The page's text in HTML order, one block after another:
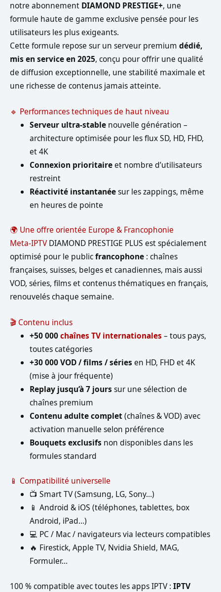
notre abonnement DIAMOND PRESTIGE+, une
formule haute de gamme exclusive pensée pour les
utilisateurs les plus exigeants.
Cette formule repose sur un serveur premium dédié,
mis en service en 2025, conçu pour offrir une qualité
de diffusion exceptionnelle, une stabilité maximale et
une richesse de contenus jamais atteinte.
🔹 Performances techniques de haut niveau
Serveur ultra-stable nouvelle génération –
architecture optimisée pour les flux SD, HD, FHD,
et 4K
Connexion prioritaireet nombre d’utilisateurs
restreint
Réactivité instantanéesur les zappings, même
en heures de pointe
🌍 Une offre orientée Europe & Francophonie
Meta-IPTVDIAMOND PRESTIGE PLUS est spécialement
optimisé pour le publicfrancophone : chaînes
françaises, suisses, belges et canadiennes, mais aussi
VOD, séries, films et contenus thématiques en français,
renouvelés chaque semaine.
🎬 Contenu inclus
+50 000chaînes TV internationales – tous pays,
toutes catégories
+30 000 VOD / films / séries en HD, FHD et 4K
(mise à jour fréquente)
Replay jusqu’à 7 jours sur une sélection de
chaînes premium
Contenu adulte complet(chaînes & VOD) avec
activation manuelle selon préférence
Bouquets exclusifs non disponibles dans les
formules standard
📱 Compatibilité universelle
📺 Smart TV (Samsung, LG, Sony…)
📱 Android & iOS (téléphones, tablettes, box
Android, iPad…)
💻 PC / Mac / navigateurs via lecteurs compatibles
🔥 Firestick, Apple TV, Nvidia Shield, MAG,
Formuler…
100 % compatible avec toutes les apps IPTV : IPTV